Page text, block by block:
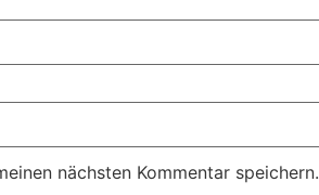
nächsten Kommentar speichern.